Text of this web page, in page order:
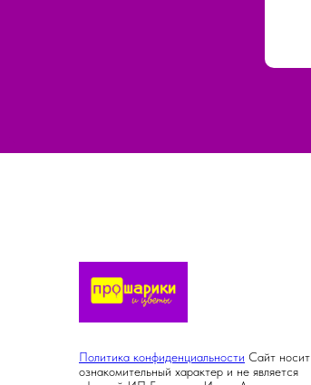
Политика конфиденциальности Сайт носит
ознакомительный характер и не является